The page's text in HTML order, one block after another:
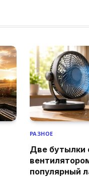
РАЗНОЕ
Две бутылки
популярный